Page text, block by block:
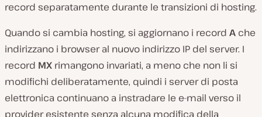
record separatamente durante le transizioni di hosting.
Quando si cambia hosting, si aggiornano i record A che
indirizzano i browser al nuovo indirizzo IP del server. I
record MX rimangono invariati, a meno che non li si
modifichi deliberatamente, quindi i server di posta
elettronica continuano a instradare le e-mail verso il
provider esistente senza alcuna modifica della